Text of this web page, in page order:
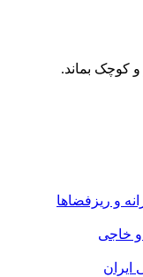
کوچک بماند.
و ریزفضاها
و خاجی
ایران